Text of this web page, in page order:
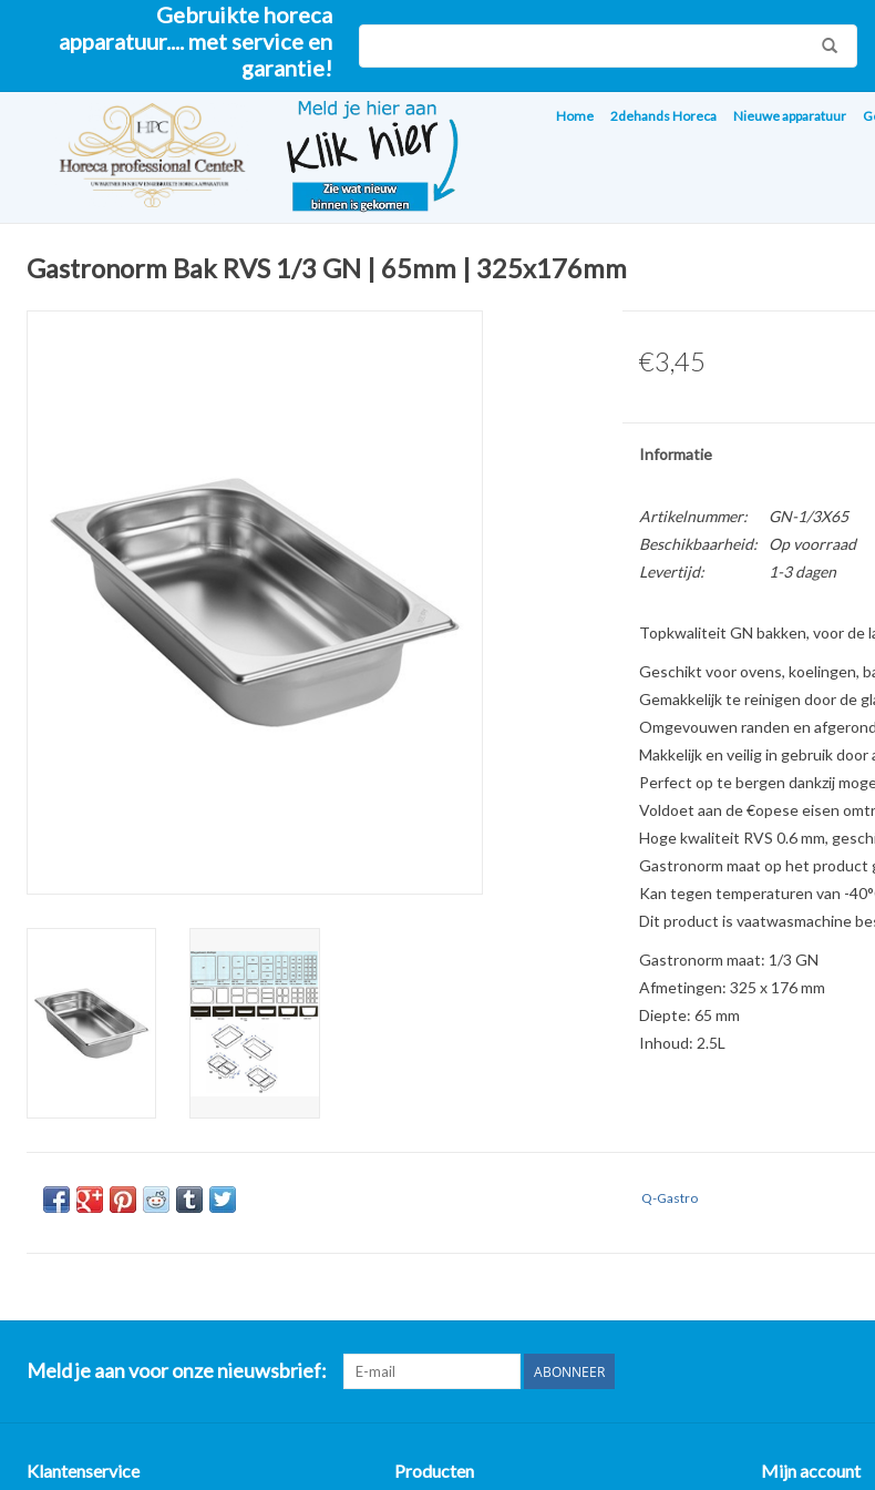
Gebruikte horeca
apparatuur.... met service en
garantie!
Home 2dehands Horeca Nieuwe apparatuur
Gastronorm Bak RVS 1/3 GN | 65mm | 325x176mm
€3,45
Informatie
Artikelnummer:
GN-1/3X65
Beschikbaarheid:
Op voorraad
Levertijd:
1-3 dagen
Topkwaliteit GN bakken, voor de
Geschikt voor ovens, koelingen,
Gemakkelijk te reinigen door de
Omgevouwen randen en
Makkelijk en veilig in gebruik
Perfect op te bergen dankzij
Voldoet aan de €opese eisen
Hoge kwaliteit RVS 0.6 mm,
Gastronorm maat op het product
Kan tegen temperaturen van -
Dit product is vaatwasmachine
Gastronorm maat: 1/3 GN
Afmetingen: 325 x 176 mm
Diepte: 65 mm
Inhoud: 2.5L
Q-Gastro
Meld je aan voor onze nieuwsbrief: ABONNEER
Klantenservice Producten Mijn account